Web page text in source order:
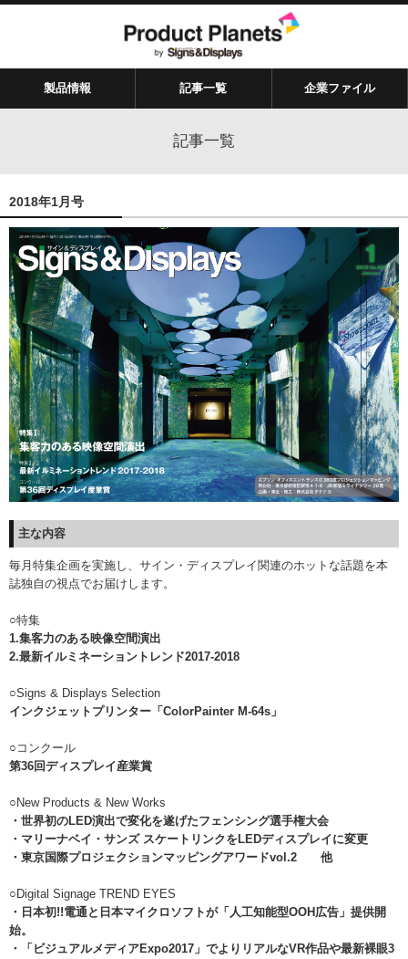
製品情報 記事一覧 企業ファイル
記事一覧
2018年1月号
主な内容
毎月特集企画を実施し、サイン・ディスプレイ関連のホットな話題を本
誌独自の視点でお届けします。
○特集
1.集客力のある映像空間演出
2.最新イルミネーショントレンド2017-2018
○Signs & Displays Selection
インクジェットプリンター「ColorPainter M-64s」
○コンクール
第36回ディスプレイ産業賞
○New Products & New Works
・世界初のLED演出で変化を遂げたフェンシング選手権大会
・マリーナベイ・サンズ スケートリンクをLEDディスプレイに変更
・東京国際プロジェクションマッピングアワードvol.2 他
○Digital Signage TREND EYES
・日本初!!電通と日本マイクロソフトが「人工知能型OOH広告」提供開
始。
・「ビジュアルメディアExpo2017」でよりリアルなVR作品や最新裸眼3